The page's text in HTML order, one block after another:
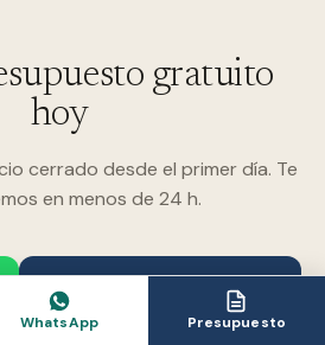
gratuito
hoy
cerrado desde el primer día. Te
en menos de 24 h.
Solicitar presupuesto
WhatsApp Presupuesto